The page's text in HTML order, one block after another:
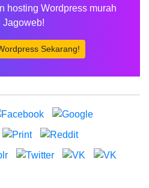
hosting Wordpress murah
Jagoweb!
Sekarang!